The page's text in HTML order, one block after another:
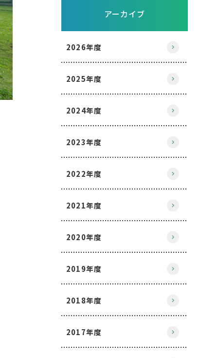
アーカイブ
2026年度
2025年度
2024年度
2023年度
2022年度
2021年度
2020年度
2019年度
2018年度
2017年度